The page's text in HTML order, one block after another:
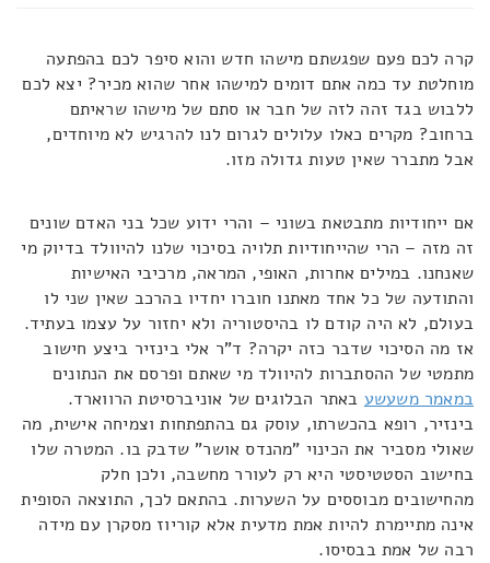
קרה לכם פעם שפגשתם מישהו חדש והוא סיפר לכם בהפתעה
מוחלטת עד כמה אתם דומים למישהו אחר שהוא מכיר? יצא לכם
ללבוש בגד זהה לזה של חבר או סתם של מישהו שראיתם
ברחוב? מקרים כאלו עלולים לגרום לנו להרגיש לא מיוחדים,
אבל מתברר שאין טעות גדולה מזו.
אם ייחודיות מתבטאת בשוני – והרי ידוע שכל בני האדם שונים
זה מזה – הרי שהייחודיות תלויה בסיכוי שלנו להיוולד בדיוק מי
שאנחנו. במילים אחרות, האופי, המראה, מרכיבי האישיות
והתודעה של כל אחד מאתנו חוברו יחדיו בהרכב שאין שני לו
בעולם, לא היה קודם לו בהיסטוריה ולא יחזור על עצמו בעתיד.
אז מה הסיכוי שדבר כזה יקרה? ד"ר אלי בינזיר ביצע חישוב
מתמטי של ההסתברות להיוולד מי שאתם ופרסם את הנתונים
במאמר משעשע באתר הבלוגים של אוניברסיטת הרווארד.
בינזיר, רופא בהכשרתו, עוסק גם בהתפתחות וצמיחה אישית, מה
שאולי מסביר את הכינוי "מהנדס אושר" שדבק בו. המטרה שלו
בחישוב הסטטיסטי היא רק לעורר מחשבה, ולכן חלק
מהחישובים מבוססים על השערות. בהתאם לכך, התוצאה הסופית
אינה מתיימרת להיות אמת מדעית אלא קוריוז מסקרן עם מידה
רבה של אמת בבסיסו.